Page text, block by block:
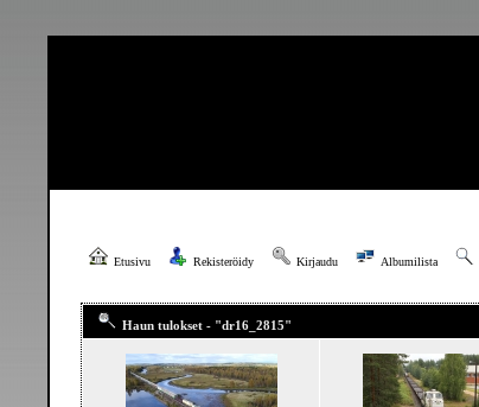
Etusivu Rekisteröidy Kirjaudu Albumilista
Haun tulokset - "dr16_2815"